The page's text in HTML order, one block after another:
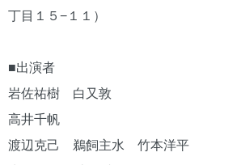
丁目１５−１１）
■出演者
岩佐祐樹 白又敦
高井千帆
渡辺克己 鵜飼主水 竹本洋平